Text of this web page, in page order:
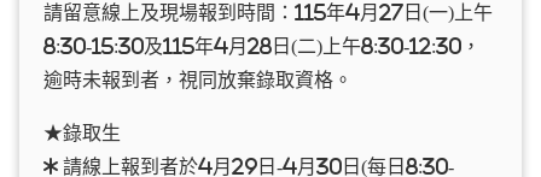
請留意線上及現場報到時間：115年4月27日(一)上午
8:30-15:30及115年4月28日(二)上午8:30-12:30，
逾時未報到者，視同放棄錄取資格。
★錄取生
* 請線上報到者於4月29日-4月30日(每日8:30-